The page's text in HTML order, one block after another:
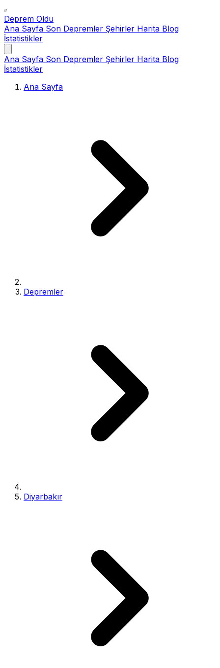
Deprem Oldu
Ana Sayfa Son Depremler Şehirler Harita Blog
İstatistikler
Ana Sayfa Son Depremler Şehirler Harita Blog
İstatistikler
Ana Sayfa
Depremler
Diyarbakır